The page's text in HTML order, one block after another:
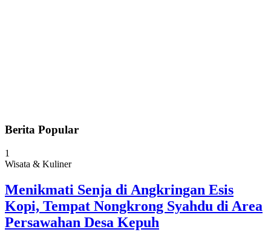
Berita Popular
1
Wisata & Kuliner
Menikmati Senja di Angkringan Esis
Kopi, Tempat Nongkrong Syahdu di Area
Persawahan Desa Kepuh